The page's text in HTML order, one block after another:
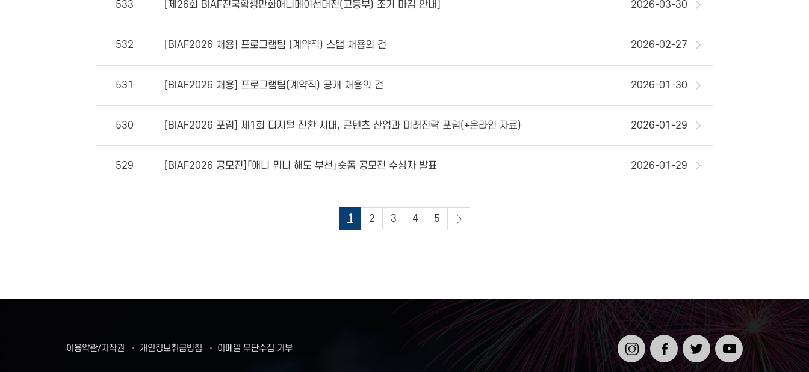
533 [제26회 BIAF전국학생만화애니메이션대전(고등부) 조기 마감 안내] 2026-03-30
532 [BIAF2026 채용] 프로그램팀 (계약직) 스탭 채용의 건 2026-02-27
531 [BIAF2026 채용] 프로그램팀(계약직) 공개 채용의 건 2026-01-30
530 [BIAF2026 포럼] 제1회 디지털 전환 시대, 콘텐츠 산업과 미래전략 포럼(+온라인 자료) 2026-01-29
529 [BIAF2026 공모전]「애니 뭐니 해도 부천」숏폼 공모전 수상자 발표 2026-01-29
1 2 3 4 5
이용약관/저작권 개인정보취급방침 이메일 무단수집 거부
인스타
그램
페이스
북
트위터 유튜브